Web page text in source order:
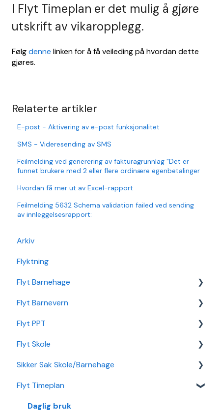
I Flyt Timeplan er det mulig å gjøre
utskrift av vikaropplegg.
Følgdenne linken for å få veileding på hvordan dette
gjøres.
Relaterte artikler
E-post - Aktivering av e-post funksjonalitet
SMS - Videresending av SMS
Feilmelding ved generering av fakturagrunnlag "Det er
funnet brukere med 2 eller flere ordinære egenbetalinger
Hvordan få mer ut av Excel-rapport
Feilmelding 5632 Schema validation failed ved sending
av innleggelsesrapport:
Arkiv
Flyktning
Flyt Barnehage
Flyt Barnehage Hjelpeside
Min Barnehage (app)
Redusert foreldrebetaling
Sikker Sak Barnehage
Flyt Barnevern
Autopay
Vedtak
Ansatt
Økonomi
Nettverk
Flyt PPT
Statistikk
Flyt Skole
Integrasjon Sikker Sak
Elevportal
Foresattportal
Sikker Sak Skole/Barnehage
Godkjenning
Hendelse
Flyt Timeplan
Daglig bruk